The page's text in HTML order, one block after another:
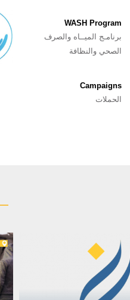
WASH Program
برنامـج المیــاه والصرف
الصحي والنظافة
Campaigns
الحملات